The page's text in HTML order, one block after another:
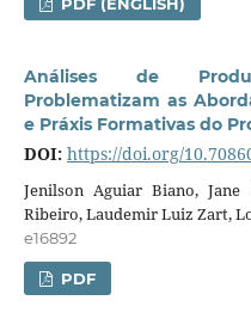
Análises de
Problematizam as
e Práxis Formativas do
DOI: https://doi.org/
Jenilson Aguiar Biano,
Ribeiro, Laudemir Luiz Zart,
e16892
PDF